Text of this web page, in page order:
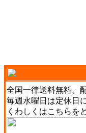
全国一律送料無料。
毎週水曜日は定休日
くわしくはこちら を